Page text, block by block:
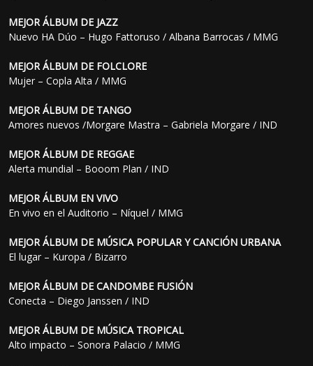
MEJOR ÁLBUM DE JAZZ
Nuevo HA Dúo – Hugo Fattoruso / Albana Barrocas / MMG
MEJOR ÁLBUM DE FOLCLORE
Mujer – Copla Alta / MMG
MEJOR ÁLBUM DE TANGO
Amores nuevos /Morgare Mastra – Gabriela Morgare / IND
MEJOR ÁLBUM DE REGGAE
Alerta mundial – Booom Plan / IND
MEJOR ÁLBUM EN VIVO
En vivo en el Auditorio – Níquel / MMG
MEJOR ÁLBUM DE MÚSICA POPULAR Y CANCIÓN URBANA
El lugar – Kuropa / Bizarro
MEJOR ÁLBUM DE CANDOMBE FUSIÓN
Conecta – Diego Janssen / IND
MEJOR ÁLBUM DE MÚSICA TROPICAL
Alto impacto – Sonora Palacio / MMG